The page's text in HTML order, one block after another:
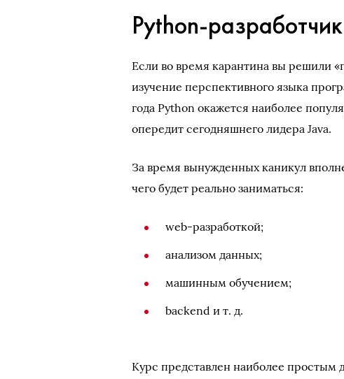
Python-разработчик
Если во время карантина вы решили
изучение перспективного языка
года Python окажется наиболее
опередит сегодняшнего лидера Java.
За время вынужденных каникул
чего будет реально заниматься:
web-разработкой;
анализом данных;
машинным обучением;
backend и т. д.
Курс представлен наиболее